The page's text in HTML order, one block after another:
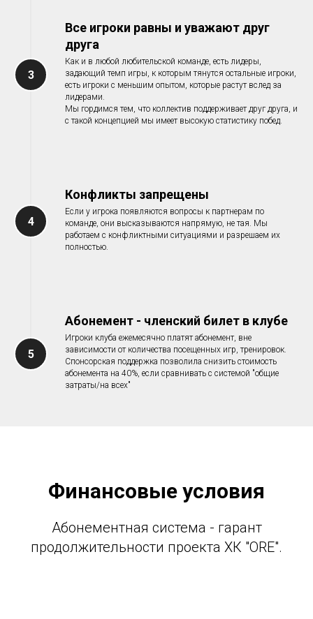
3
Все игроки равны и уважают друг
друга
Как и в любой любительской команде, есть лидеры,
задающий темп игры, к которым тянутся остальные игроки,
есть игроки с меньшим опытом, которые растут вслед за
лидерами.
Мы гордимся тем, что коллектив поддерживает друг друга, и
с такой концепцией мы имеет высокую статистику побед.
4
Конфликты запрещены
Если у игрока появляются вопросы к партнерам по
команде, они высказываются напрямую, не тая. Мы
работаем с конфликтными ситуациями и разрешаем их
полностью.
5
Абонемент - членский билет в клубе
Игроки клуба ежемесячно платят абонемент, вне
зависимости от количества посещенных игр, тренировок.
Спонсорская поддержка позволила снизить стоимость
абонемента на 40%, если сравнивать с системой "общие
затраты/на всех"
Финансовые условия
Абонементная система - гарант
продолжительности проекта ХК "ORE".